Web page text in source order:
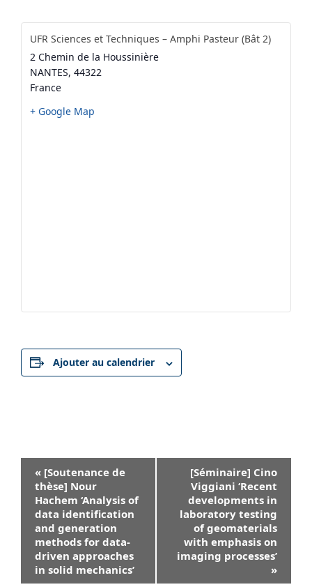
UFR Sciences et Techniques – Amphi Pasteur (Bât 2)
2 Chemin de la Houssinière
NANTES, 44322
France
+ Google Map
Ajouter au calendrier
Évènement
« [Soutenance de
thèse] Nour
Hachem ‘Analysis of
data identification
and generation
methods for data-
driven approaches
in solid mechanics’
[Séminaire] Cino
Viggiani ‘Recent
developments in
laboratory testing
of geomaterials
with emphasis on
imaging processes’
»